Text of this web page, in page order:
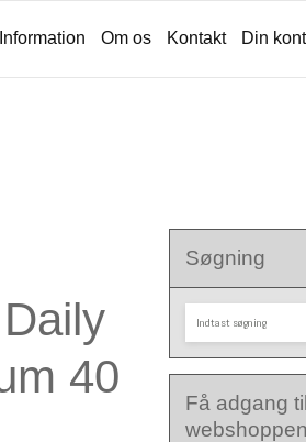
Information Om os Kontakt Din
40
Søgning
Få adgang til
webshoppen